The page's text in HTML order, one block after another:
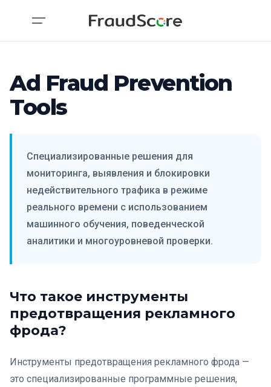
Ad Fraud Prevention
Tools
Специализированные решения для
мониторинга, выявления и блокировки
недействительного трафика в режиме
реального времени с использованием
машинного обучения, поведенческой
аналитики и многоуровневой проверки.
Что такое инструменты
предотвращения рекламного
фрода?
Инструменты предотвращения рекламного фрода —
это специализированные программные решения,